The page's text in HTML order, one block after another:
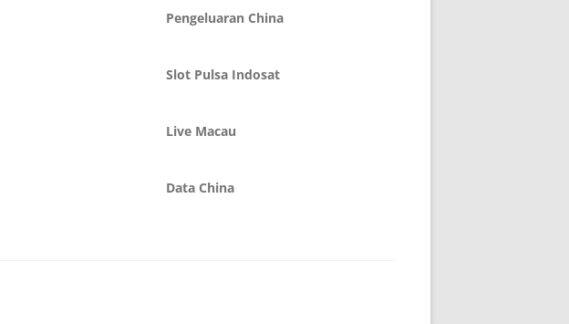
Pengeluaran China
Slot Pulsa Indosat
Live Macau
Data China